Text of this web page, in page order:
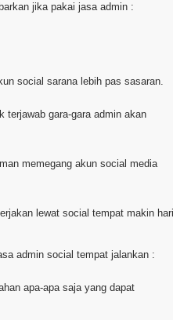
jika pakai jasa admin :
social sarana lebih pas sasaran.
terjawab gara-gara admin akan
memegang akun social media
lewat social tempat makin hari
admin social tempat jalankan :
apa-apa saja yang dapat